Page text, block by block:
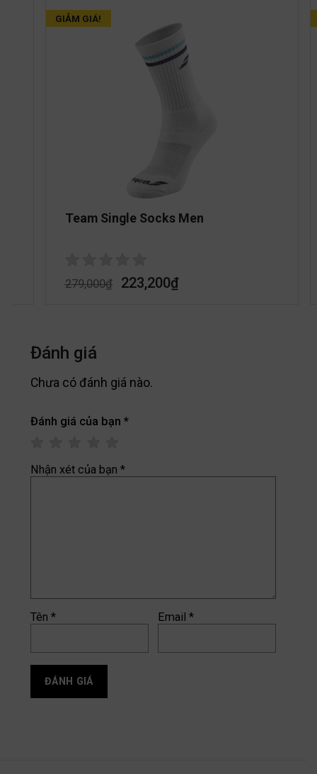
GIẢM GIÁ!
Team Single Socks Men
279,000₫ 223,200₫
Đánh giá
Chưa có đánh giá nào.
Đánh giá của bạn *
Nhận xét của bạn *
Tên * Email*